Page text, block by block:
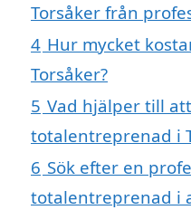
Torsåker från
4 Hur mycket
Torsåker?
5 Vad hjälper till
totalentreprenad i
6 Sök efter en
totalentreprenad i